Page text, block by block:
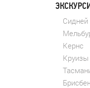
Сидней
Кернс